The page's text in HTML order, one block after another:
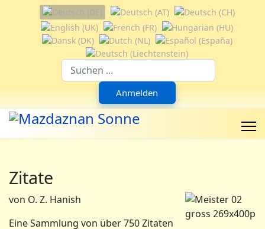
Sprache auswählen
Anmelden
Zitate
von O. Z. Hanish
Eine Sammlung von über 750 Zitaten